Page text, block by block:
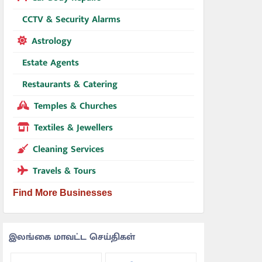
CCTV & Security Alarms
Astrology
Estate Agents
Restaurants & Catering
Temples & Churches
Textiles & Jewellers
Cleaning Services
Travels & Tours
Find More Businesses
இலங்கை மாவட்ட செய்திகள்